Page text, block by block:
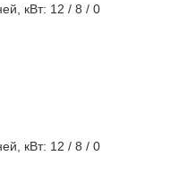
кВт: 12 / 8 / 0
кВт: 12 / 8 / 0